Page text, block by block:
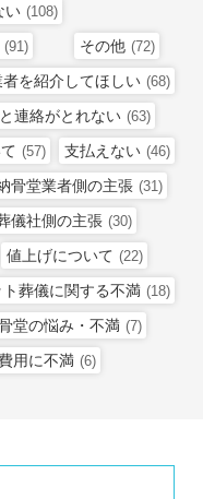
い (108)
(91) その他 (72)
者を紹介してほしい (68)
連絡がとれない (63)
(57) 支払えない (46)
骨堂業者側の主張 (31)
儀社側の主張 (30)
値上げについて (22)
ト葬儀に関する不満 (18)
堂の悩み・不満 (7)
用に不満 (6)